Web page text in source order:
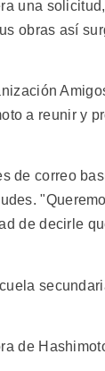
una
obras así
a reunir y
de correo
de decirle
de